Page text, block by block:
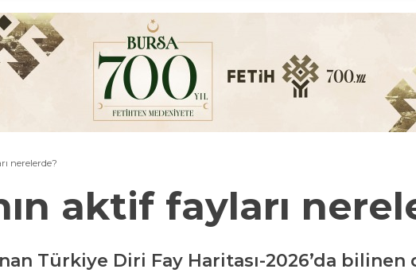
nerelerde?
aktif fayları
Türkiye Diri Fay Haritası-2026’da bilinen